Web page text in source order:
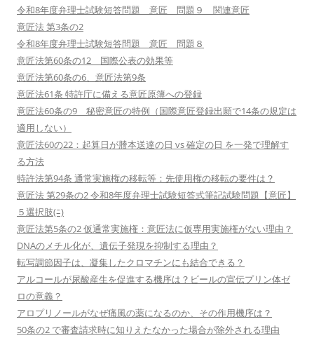
令和8年度弁理士試験短答問題 意匠 問題９ 関連意匠
意匠法 第3条の2
令和8年度弁理士試験短答問題 意匠 問題８
意匠法第60条の12 国際公表の効果等
意匠法第60条の6、意匠法第9条
意匠法61条 特許庁に備える意匠原簿への登録
意匠法60条の9 秘密意匠の特例（国際意匠登録出願で14条の規定は
適用しない）
意匠法60の22：起算日が謄本送達の日 vs 確定の日 を一発で理解す
る方法
特許法第94条 通常実施権の移転等：先使用権の移転の要件は？
意匠法 第29条の2 令和8年度弁理士試験短答式筆記試験問題【意匠】
５選択肢(ﾆ)
意匠法第5条の2 仮通常実施権：意匠法に仮専用実施権がない理由？
DNAのメチル化が、遺伝子発現を抑制する理由？
転写調節因子は、凝集したクロマチンにも結合できる？
アルコールが尿酸産生を促進する機序は？ビールの宣伝プリン体ゼ
ロの意義？
アロプリノールがなぜ痛風の薬になるのか、その作用機序は？
50条の2 で審査請求時に知りえたなかった場合が除外される理由